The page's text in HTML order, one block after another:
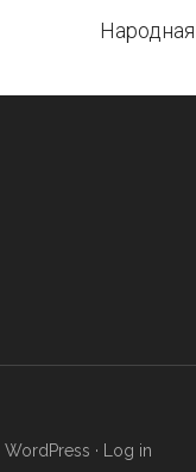
WordPress · Log in